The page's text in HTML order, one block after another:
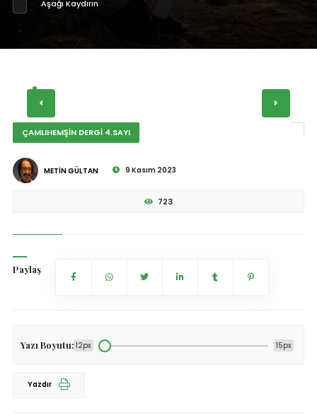
Aşağı Kaydırın
ÇAMLIHEMŞİN DERGİ 4.SAYI
METİN GÜLTAN 9 Kasım 2023
723
Paylaş
Yazı Boyutu: 12px 15px
Yazdır